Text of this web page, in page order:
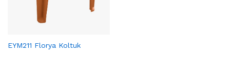
EYM211 Florya Koltuk